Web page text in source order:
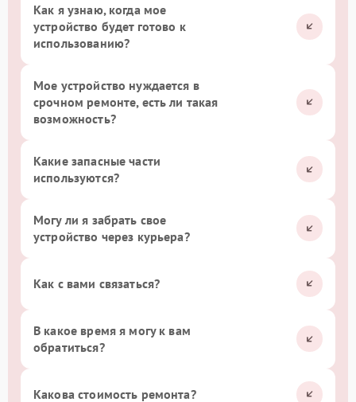
Как я узнаю, когда мое
устройство будет готово к
использованию?
Мое устройство нуждается в
срочном ремонте, есть ли такая
возможность?
Какие запасные части
используются?
Могу ли я забрать свое
устройство через курьера?
Как с вами связаться?
В какое время я могу к вам
обратиться?
Какова стоимость ремонта?